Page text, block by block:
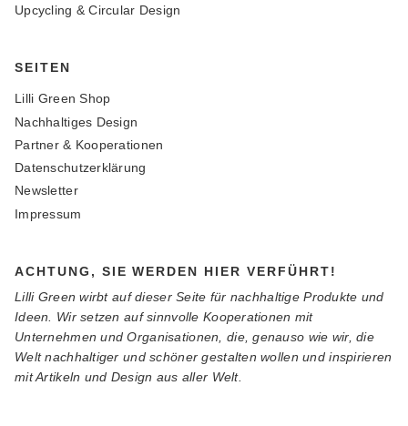
Upcycling & Circular Design
SEITEN
Lilli Green Shop
Nachhaltiges Design
Partner & Kooperationen
Datenschutzerklärung
Newsletter
Impressum
ACHTUNG, SIE WERDEN HIER VERFÜHRT!
Lilli Green wirbt auf dieser Seite für nachhaltige Produkte und
Ideen. Wir setzen auf sinnvolle Kooperationen mit
Unternehmen und Organisationen, die, genauso wie wir, die
Welt nachhaltiger und schöner gestalten wollen und inspirieren
mit Artikeln und Design aus aller Welt.